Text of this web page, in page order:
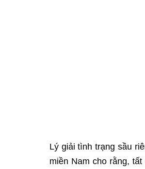
Lý giải tình trạng sầu
miền Nam cho rằng,